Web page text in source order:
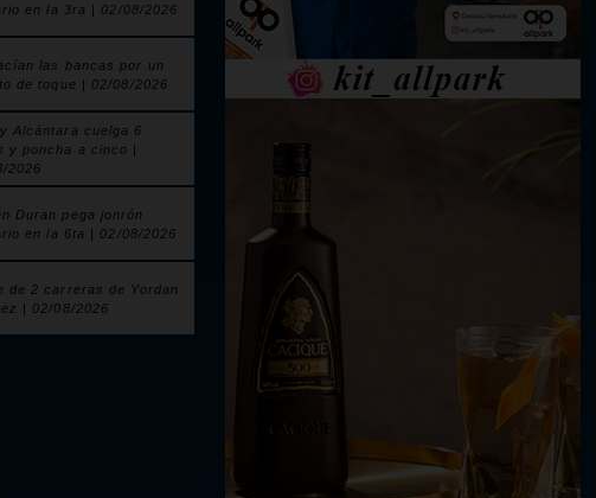
en la 3ra | 02/08/2026
las bancas por un
de toque | 02/08/2026
Alcántara cuelga 6
y poncha a cinco |
2026
Duran pega jonrón
en la 6ta | 02/08/2026
de 2 carreras de Yordan
| 02/08/2026